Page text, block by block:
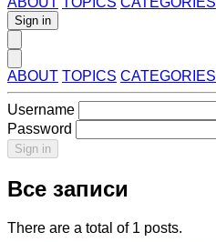
Sign in
ABOUT TOPICS CATEGORIES
Username
Password
Sign in
Все записи
There are a total of 1 posts.